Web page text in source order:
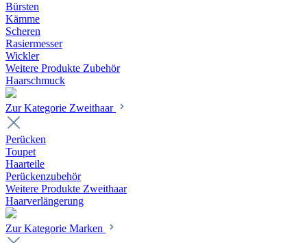
Bürsten
Kämme
Scheren
Rasiermesser
Wickler
Weitere Produkte Zubehör
Haarschmuck
Zur Kategorie Zweithaar
Perücken
Toupet
Haarteile
Perückenzubehör
Weitere Produkte Zweithaar
Haarverlängerung
Zur Kategorie Marken